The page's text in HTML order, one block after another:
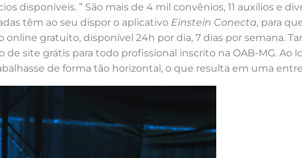
disponíveis. ” São mais de 4 mil convênios, 11 auxílios e
têm ao seu dispor o aplicativo Einstein Conecta, para
online gratuito, disponível 24h por dia, 7 dias por semana.
de site grátis para todo profissional inscrito na OAB-MG.
de forma tão horizontal, o que resulta em uma